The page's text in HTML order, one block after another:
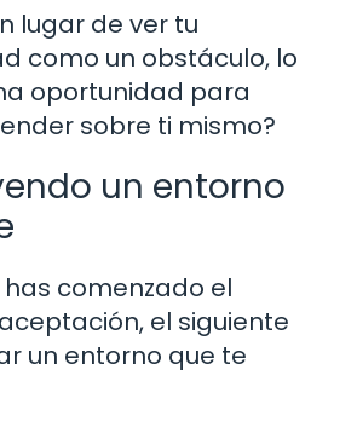
lugar de ver tu
como un obstáculo, lo
oportunidad para
sobre ti mismo?
un entorno
has comenzado el
el siguiente
un entorno que te